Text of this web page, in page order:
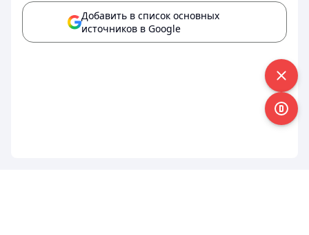
Добавить в список основных
источников в Google